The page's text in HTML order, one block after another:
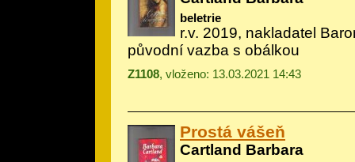
beletrie
r.v. 2019, nakladatel
původní vazba s obálkou
Z1108, vloženo: 13.03.2021 14:43
Prostá vášeň
Cartland Barbara